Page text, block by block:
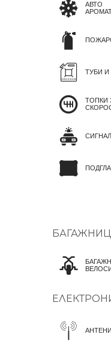
АВТО
ТУБИ И
ТОПКИ